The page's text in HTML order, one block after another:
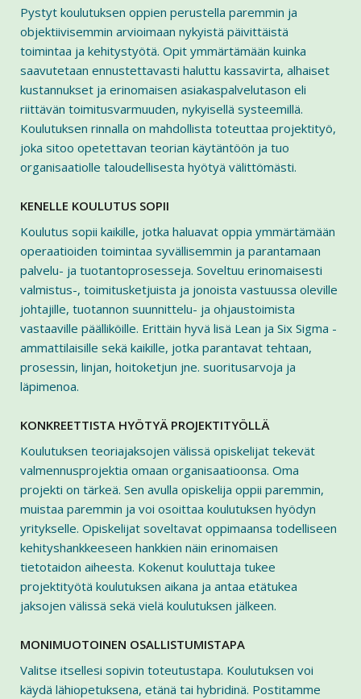
Pystyt koulutuksen oppien perustella paremmin ja
objektiivisemmin arvioimaan nykyistä päivittäistä
toimintaa ja kehitystyötä. Opit ymmärtämään kuinka
saavutetaan ennustettavasti haluttu kassavirta, alhaiset
kustannukset ja erinomaisen asiakaspalvelutason eli
riittävän toimitusvarmuuden, nykyisellä systeemillä.
Koulutuksen rinnalla on mahdollista toteuttaa projektityö,
joka sitoo opetettavan teorian käytäntöön ja tuo
organisaatiolle taloudellisesta hyötyä välittömästi.
KENELLE KOULUTUS SOPII
Koulutus sopii kaikille, jotka haluavat oppia ymmärtämään
operaatioiden toimintaa syvällisemmin ja parantamaan
palvelu- ja tuotantoprosesseja. Soveltuu erinomaisesti
valmistus-, toimitusketjuista ja jonoista vastuussa oleville
johtajille, tuotannon suunnittelu- ja ohjaustoimista
vastaaville päälliköille. Erittäin hyvä lisä Lean ja Six Sigma -
ammattilaisille sekä kaikille, jotka parantavat tehtaan,
prosessin, linjan, hoitoketjun jne. suoritusarvoja ja
läpimenoa.
KONKREETTISTA HYÖTYÄ PROJEKTITYÖLLÄ
Koulutuksen teoriajaksojen välissä opiskelijat tekevät
valmennusprojektia omaan organisaatioonsa. Oma
projekti on tärkeä. Sen avulla opiskelija oppii paremmin,
muistaa paremmin ja voi osoittaa koulutuksen hyödyn
yritykselle. Opiskelijat soveltavat oppimaansa todelliseen
kehityshankkeeseen hankkien näin erinomaisen
tietotaidon aiheesta. Kokenut kouluttaja tukee
projektityötä koulutuksen aikana ja antaa etätukea
jaksojen välissä sekä vielä koulutuksen jälkeen.
MONIMUOTOINEN OSALLISTUMISTAPA
Valitse itsellesi sopivin toteutustapa. Koulutuksen voi
käydä lähiopetuksena, etänä tai hybridinä. Postitamme